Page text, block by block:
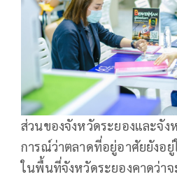
ส่วนของจังหวัดระยองและจัง
การณ์ว่าตลาดที่อยู่อาศัยยังอยู่
ในพื้นที่จังหวัดระยองคาดว่าจ